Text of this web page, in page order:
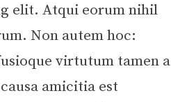
elit. Atqui eorum nihil
Non autem hoc:
virtutum tamen a
amicitia est